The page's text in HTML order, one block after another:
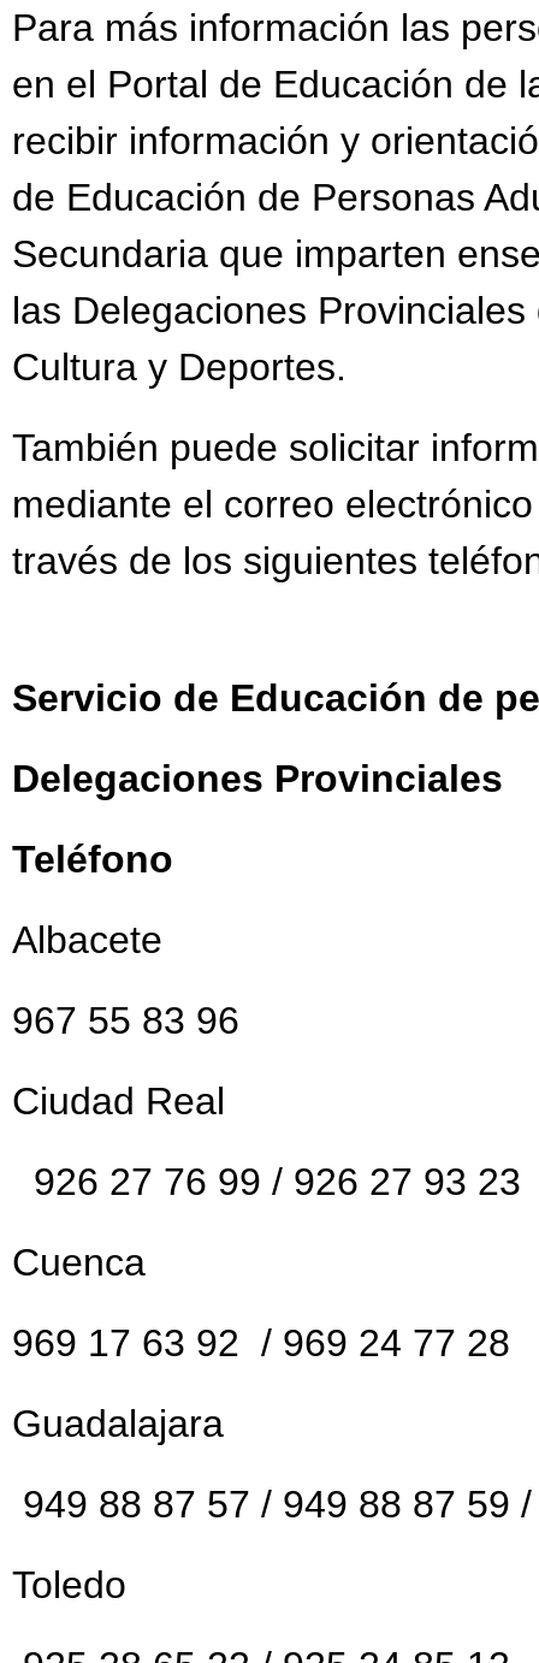
Para más información las
en el Portal de Educación de
recibir información y
de Educación de Personas
Secundaria que imparten
las Delegaciones
Cultura y Deportes.
También puede solicitar
mediante el correo
través de los siguientes
Servicio de Educación de
Delegaciones Provinciales
Teléfono
Albacete
967 55 83 96
Ciudad Real
926 27 76 99 / 926 27 93 23
Cuenca
969 17 63 92 / 969 24 77 28
Guadalajara
949 88 87 57 / 949 88 87 59
Toledo